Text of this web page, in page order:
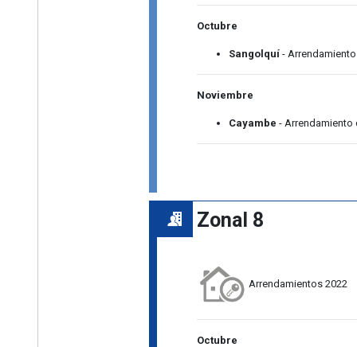
Octubre
Sangolquí -
Noviembre
Cayambe - Arrendamiento
Zonal 8
Arrendamientos 2022
Octubre